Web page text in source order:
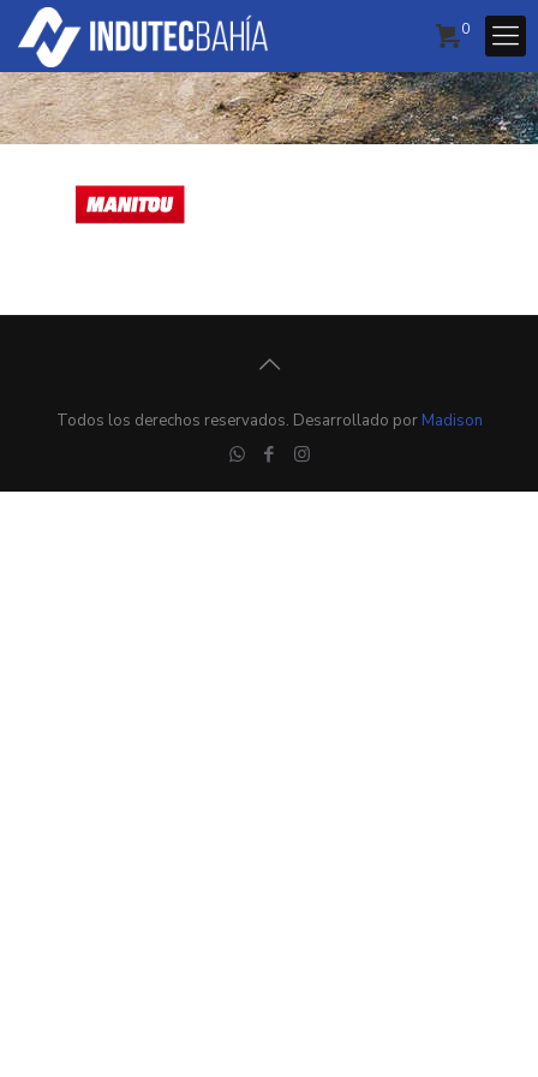
0
Todos los derechos reservados. Desarrollado por Madison